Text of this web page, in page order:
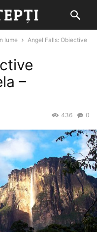
lume
Angel Falls: Obiective
–
0
436